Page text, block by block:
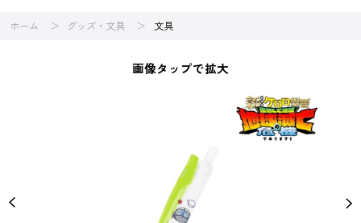
ホーム グッズ・文具 文具
画像タップで拡大